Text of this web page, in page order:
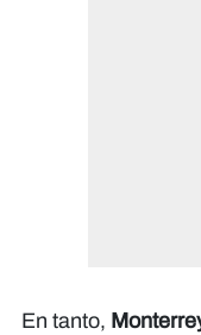
En tanto,